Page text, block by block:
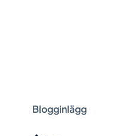
Blogginlägg